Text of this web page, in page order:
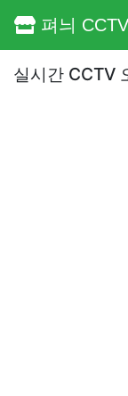
펴늬 CCTV
실시간 CCTV